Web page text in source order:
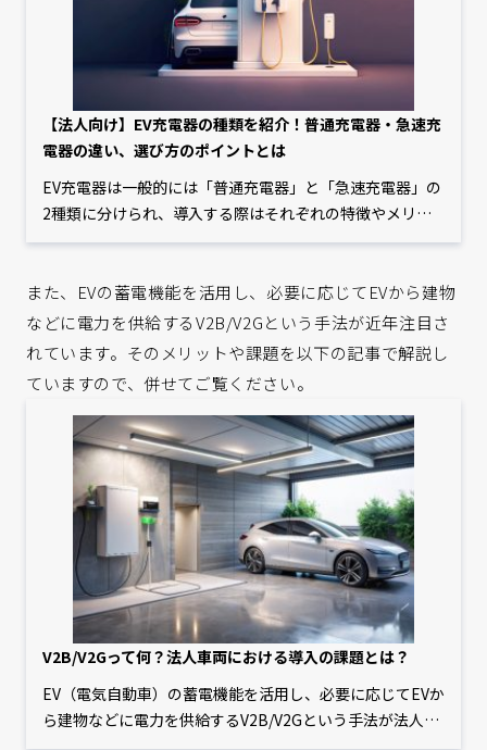
【法人向け】EV充電器の種類を紹介！普通充電器・急速充
電器の違い、選び方のポイントとは
EV充電器は一般的には「普通充電器」と「急速充電器」の
2種類に分けられ、導入する際はそれぞれの特徴やメリッ
ト・デメリットなどを踏まえて選定することが重要です。
がどれなのか分からない方もいるのではないでしょうか。
そこで本記事では、EV充電器の種類や選び方のポイントを
分かりやすく解説します。
また、EVの蓄電機能を活用し、必要に応じてEVから建物
などに電力を供給するV2B/V2Gという手法が近年注目さ
れています。そのメリットや課題を以下の記事で解説し
ていますので、併せてご覧ください。
V2B/V2Gって何？法人車両における導入の課題とは？
EV（電気自動車）の蓄電機能を活用し、必要に応じてEVか
ら建物などに電力を供給するV2B/V2Gという手法が法人用
EVにおいても近年注目されています。オフィス電力のピー